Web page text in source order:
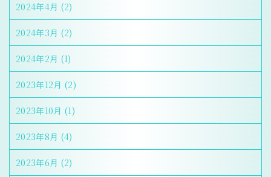
2024年4月 (2)
2024年3月 (2)
2024年2月 (1)
2023年12月 (2)
2023年10月 (1)
2023年8月 (4)
2023年6月 (2)